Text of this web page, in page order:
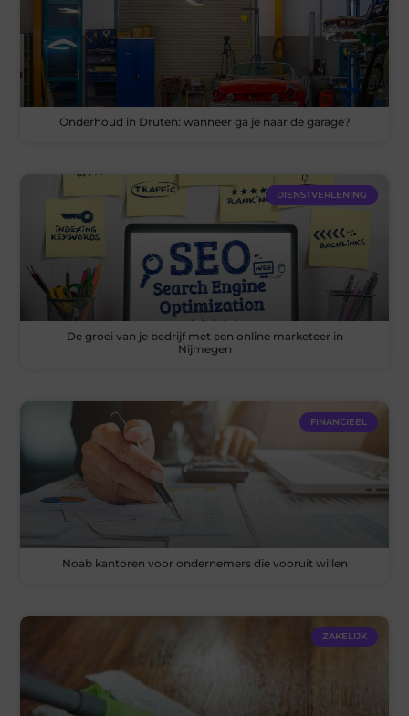
Onderhoud in Druten: wanneer ga je naar de garage?
DIENSTVERLENING
De groei van je bedrijf met een online marketeer in
Nijmegen
FINANCIEEL
Noab kantoren voor ondernemers die vooruit willen
ZAKELIJK